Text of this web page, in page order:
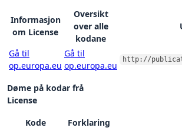
Informasjon
om License
Oversikt
over alle
kodane
Gå til
op.europa.eu
Gå til
op.europa.eu
http://
Døme på kodar frå
License
Kode
Forklaring